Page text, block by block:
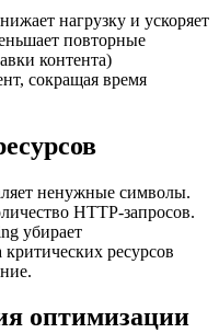
нагрузку и ускоряет
повторные
контента)
сокращая время
ненужные символы.
HTTP-запросов.
убирает
ресурсов
оптимизации